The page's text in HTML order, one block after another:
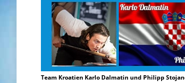
Team Kroatien Karlo Dalmatin und Philipp